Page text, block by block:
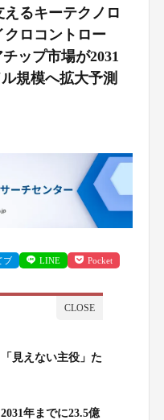
るキーテクノロ
クロコントロー
ップ市場が2031
規模へ拡大予測
ブ LINE Pocket
見えない主役」た
年までに23.5億